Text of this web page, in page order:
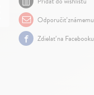
Odporučiť známemu
Zdielať na Facebooku